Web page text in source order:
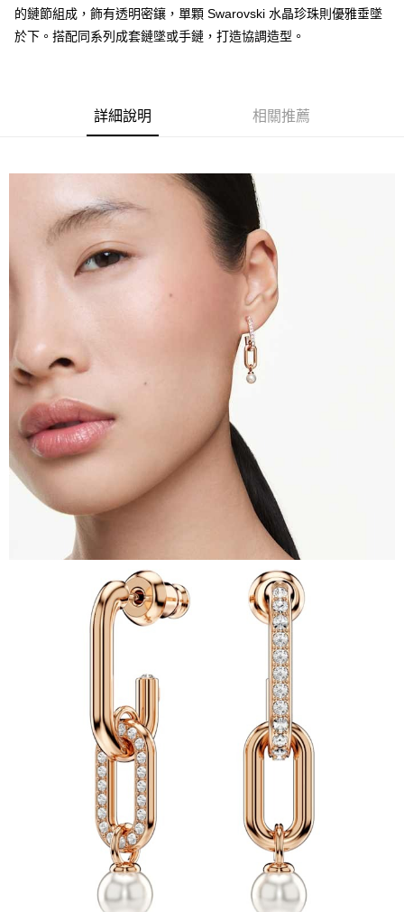
2.付款方式選擇「大哥付你分期」，訂單成立後會自動跳轉到大哥付的交易
成交易。
法說明評估內容。
【繳款方式說明】
1.分期款項不併入電信帳單，「大哥付你分期」於每月結算日後寄送繳費提
2.透過簡訊連結打開帳單後，可選擇「超商條碼／台灣大直營門市／銀行轉
帳／街口支付／iPASS MONEY」等通路繳費。
【注意事項】
1.本服務係由「台灣大哥大股份有限公司」（以下簡稱本公司）所提供，讓
用戶於交易時，得透過本服務購買商品或服務，並由商店將買賣／分期付款
買賣價金債權讓與本公司後，依約使用本公司帳單繳交帳款。
2.基於同意付款使用「大哥付你分期」之契約關係目的，商店將以您的個人
資料（包含姓名、電話或地址）提供予台灣大哥大進項蒐集、處理及利用，
由本公司與您本人進行分期帳單所需資料之確認、核對及更正。
https://oppay.tw/userRule
相關說明
【關於「AFTEE先享後付」】
３．安心：先確認商品／服務後，再付款。
結帳頁面，進行簡訊認證並確認金額後，即可完成結帳。
２．訂單成立數日內，您將收到繳費通知簡訊。
３．收到繳費通知簡訊後14天內，點擊此簡訊中的連結，可透過四大超商／
ATM／網路銀行／等多元方式進行付款，方視為交易完成。
※ 請注意：結帳手續完成當下不需立刻繳費，但若您需要取消訂單，請聯絡
購買商品的店家。未經商家同意取消之訂單仍視為有效，需透過AFTEE先享
後付繳納相關費用。
※ 交易是否成功請以「AFTEE先享後付 」之結帳頁面顯示為準，若有關於
是否繳費成功／繳費後需取消欲退款等相關疑問，請聯繫「AFTEE先享後付
https://netprotections.freshdesk.com/support/home
【注意事項】
１．透過由恩沛科技股份有限公司提供之「AFTEE先享後付」服務完成之交
易，需依本服務之必要範圍內提供個人資料，並將交易相關給付款項請求債
權轉讓予恩沛科技股份有限公司。
２．關於個人資料處理事宜，請瀏覽以下網址：
https://aftee.tw/terms/#terms3
３．未成年的使用者請事先徵得法定代理人或監護人之同意方可使用
「AFTEE先享後付」，若未經同意申辦者引起之損失，本公司不負相關責
任。
４．使用「AFTEE先享後付」時，將依據個別帳號之用戶狀況，依本公司即
時審查核予不同之上限額度；若仍有額度不足之情形，本公司將視審查結果
請求用戶進行身份認證。
５．嚴禁一人註冊多個帳號或使用他人資訊註冊。若發現惡意使用之情形，
恩沛科技股份有限公司將有權停止該用戶之使用額度並採取法律行動。
ATM付款
付款後全家取貨
付款後7-11取貨
每筆NT$70，滿NT$899(含以上)免運費
每筆NT$100，滿NT$1,000(含以上)免運費
京站台北店客服中心(1F星巴克旁) 即日起不提供京站紙袋，取件時
免運費
的鏈節組成，飾有透明密鑲，單顆 Swarovski 水晶珍珠則優雅垂墜
於下。搭配同系列成套鏈墜或手鏈，打造協調造型。
詳細說明 相關推薦